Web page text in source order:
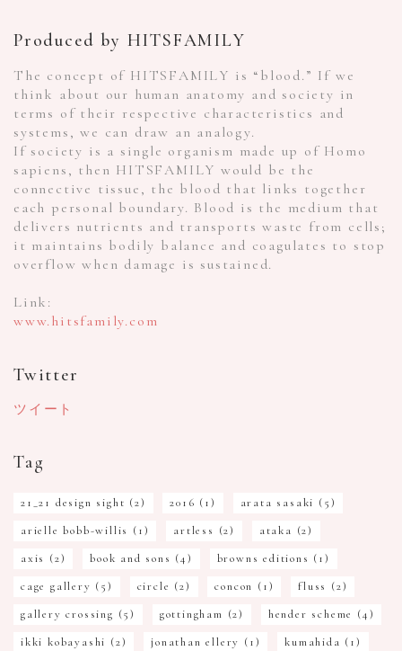
Produced by HITSFAMILY
The concept of HITSFAMILY is “blood.” If we
think about our human anatomy and society in
terms of their respective characteristics and
systems, we can draw an analogy.
If society is a single organism made up of Homo
sapiens, then HITSFAMILY would be the
connective tissue, the blood that links together
each personal boundary. Blood is the medium that
delivers nutrients and transports waste from cells;
it maintains bodily balance and coagulates to stop
overflow when damage is sustained.
Link:
www.hitsfamily.com
Twitter
ツイート
Tag
21_21 design sight (2) 2016 (1) arata sasaki (5)
arielle bobb-willis (1) artless (2) ataka (2)
axis (2) book and sons (4) browns editions (1)
cage gallery (5) circle (2) concon (1) fluss (2)
gallery crossing (5) gottingham (2) hender scheme (4)
ikki kobayashi (2) jonathan ellery (1) kumahida (1)